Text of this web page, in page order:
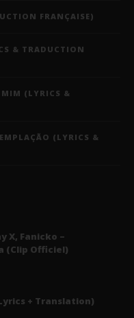
FRANÇAISE)
& TRADUCTION
MIM (LYRICS &
(LYRICS &
X, Fanicko –
(Clip Officiel)
+ Translation)